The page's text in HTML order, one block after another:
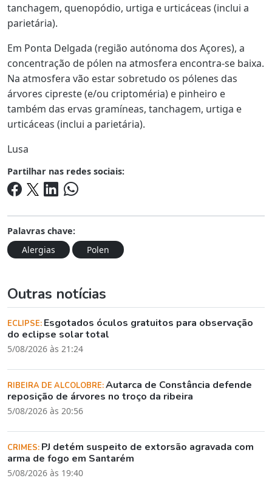
tanchagem, quenopódio, urtiga e urticáceas (inclui a
parietária).
Em Ponta Delgada (região autónoma dos Açores), a
concentração de pólen na atmosfera encontra-se baixa.
Na atmosfera vão estar sobretudo os pólenes das
árvores cipreste (e/ou criptoméria) e pinheiro e
também das ervas gramíneas, tanchagem, urtiga e
urticáceas (inclui a parietária).
Lusa
Partilhar nas redes sociais:
Palavras chave:
Alergias
Polen
Outras notícias
ECLIPSE: Esgotados óculos gratuitos para observação
do eclipse solar total
5/08/2026 às 21:24
RIBEIRA DE ALCOLOBRE:Autarca de Constância defende
reposição de árvores no troço da ribeira
5/08/2026 às 20:56
CRIMES: PJ detém suspeito de extorsão agravada com
arma de fogo em Santarém
5/08/2026 às 19:40